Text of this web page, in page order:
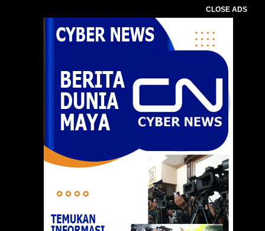
CLOSE ADS